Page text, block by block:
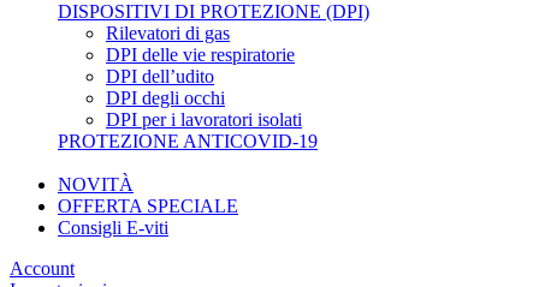
DISPOSITIVI DI PROTEZIONE (DPI)
Rilevatori di gas
DPI delle vie respiratorie
DPI dell’udito
DPI degli occhi
DPI per i lavoratori isolati
PROTEZIONE ANTICOVID-19
NOVITÀ
OFFERTA SPECIALE
Consigli E-viti
Account